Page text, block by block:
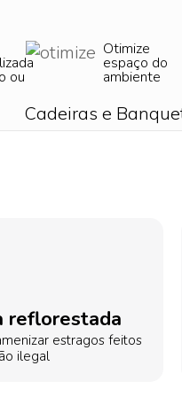
ou
Otimize
espaço do
ambiente
Cadeiras e
reflorestada
estragos feitos
ilegal